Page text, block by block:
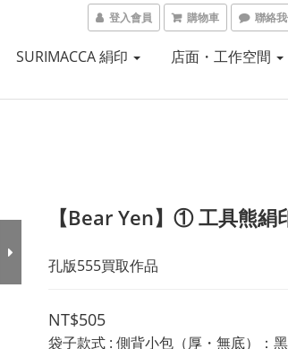
登入會員 購物車 聯絡
SURIMACCA 絹印 店面・工作空間
【Bear Yen】① 工具熊絹
孔版555買取作品
NT$505
袋子款式 : 側背小包（厚・無底）：黑